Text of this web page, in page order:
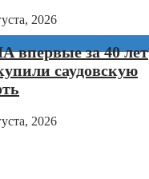
2026
впервые за 40 лет
саудовскую
2026